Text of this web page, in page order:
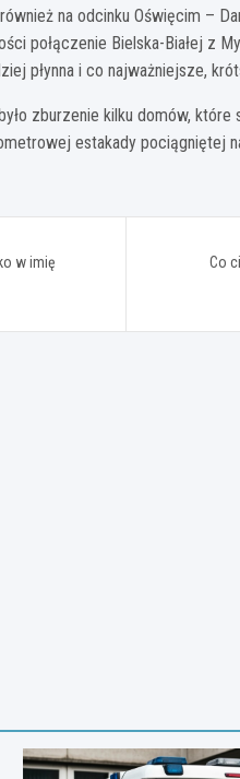
na odcinku Oświęcim –
połączenie Bielska-Białej z
płynna i co najważniejsze,
zburzenie kilku domów,
estakady pociągniętej
w imię
Co